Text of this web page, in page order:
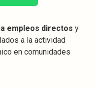
empleos directos y
a la actividad
en comunidades